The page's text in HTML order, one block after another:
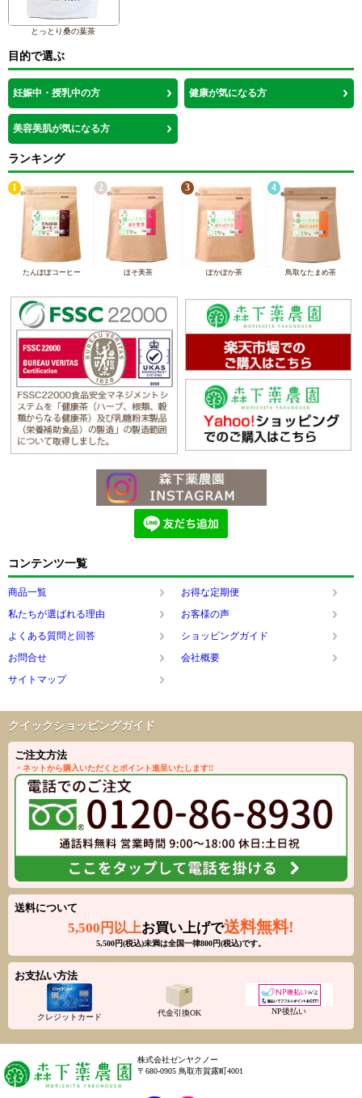
とっとり桑の葉茶
目的で選ぶ
妊娠中・授乳中の方 健康が気になる方
美容美肌が気になる方
ランキング
1
たんぽぽコーヒー
2
ほそ美茶
3
ぽかぽか茶
4
鳥取なたまめ茶
コンテンツ一覧
商品一覧
お得な定期便
私たちが選ばれる理由
お客様の声
よくある質問と回答
ショッピングガイド
お問合せ
会社概要
サイトマップ
クイックショッピングガイド
ご注文方法
・ネットから購入いただくとポイント進呈いたします!!
送料について
5,500円以上お買い上げで送料無料!
5,500円(税込)未満は全国一律800円(税込)です。
お支払い方法
クレジットカード 代金引換OK NP後払い
株式会社ゼンヤクノー
〒680-0905 鳥取市賀露町4001